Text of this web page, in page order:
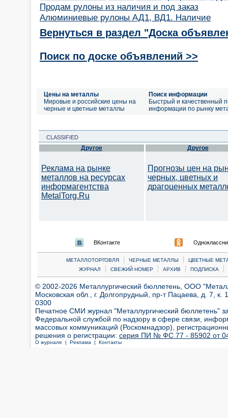
Продам рулоны из наличия и под заказ
Алюминиевые рулоны АД1, ВД1. Наличие
Вернуться в раздел "Доска
Поиск по доске объявлений >>
Цены на металлы
Мировые и российские цены на
черные и цветные металлы
Поиск информации
Быстрый и качественный
информации по рынку
CLASSIFIED
Другое
Реклама на рынке
металлов на ресурсах
информагентства
MetalTorg.Ru
Другое
Прогнозы цен на
черных, цветных и
драгоценных
ВКонтакте
МЕТАЛЛОТОРГОВЛЯ | ЧЕРНЫЕ МЕТАЛЛЫ |
ЦВЕТНЫЕ
ЖУРНАЛ
| СВЕЖИЙ НОМЕР | АРХИВ | ПОДПИСКА |
© 2002-2026 Металлургический бюллетень, ООО
Московская обл., г. Долгопрудный, пр-т Пацаева, д. 7,
0300
Печатное СМИ журнал "Металлургический бюллетень"
Федеральной службой по надзору в сфере связи,
массовых коммуникаций (Роскомнадзор),
решения о регистрации: серия ПИ № ФС 77 - 85902 от 04
О журнале | Реклама | Контакты